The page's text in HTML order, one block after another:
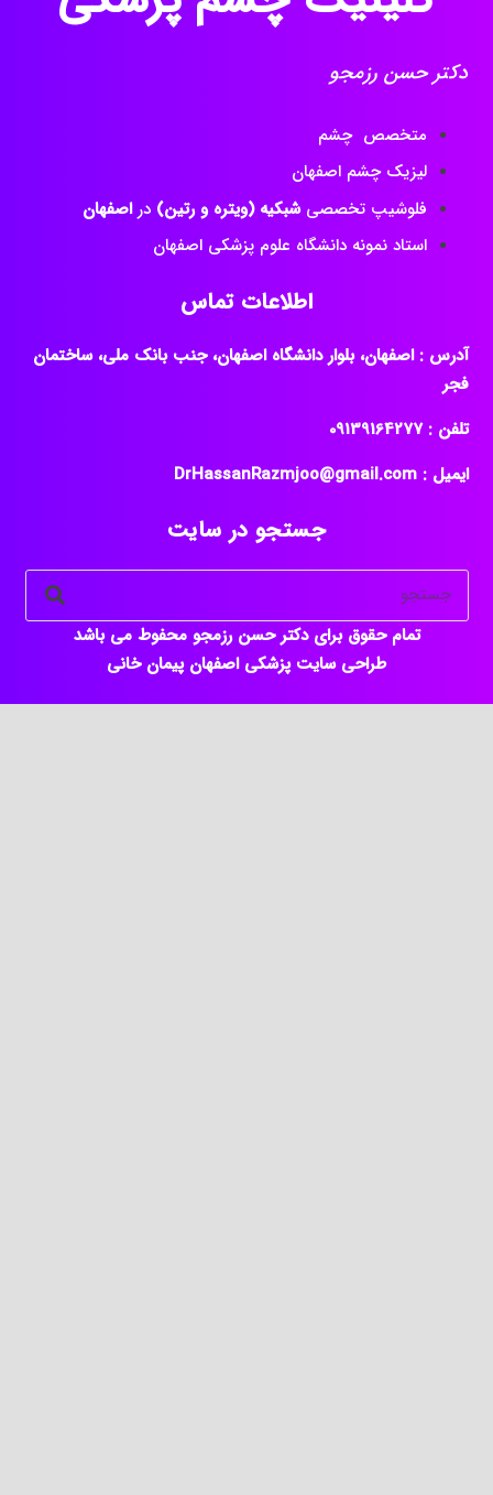
دکتر حسن رزمجو
متخصص چشم
لیزیک چشم اصفهان
فلوشیپ تخصصیشبکیه (ویتره و رتین) دراصفهان
استاد نمونه دانشگاه علوم پزشکی اصفهان
اطلاعات تماس
آدرس : اصفهان، بلوار دانشگاه اصفهان، جنب بانک ملی، ساختمان
فجر
تلفن : ‎09139164277
ایمیل : DrHassanRazmjoo@gmail.com
جستجو در سایت
تمام حقوق برای دکتر حسن رزمجو محفوط می باشد
طراحی سایت پزشکی اصفهان پیمان خانی